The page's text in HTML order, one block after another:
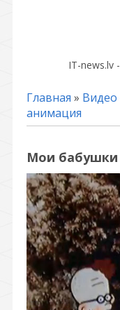
IT-news.lv
Главная » Видео
анимация
Мои бабушки